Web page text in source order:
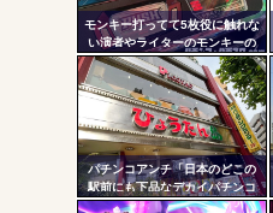
Powered by livedoor 相互RSS
モンキー打ってて5枚役に触れな
い演者やライターのモンキーの
講釈とか薄寒いだけだよな
パチンコアンチ「日本のどこの
駅前にも下品なデカイパチンコ
屋があって恥ずかしい」
更新
ツー
ル